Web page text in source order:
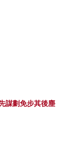
謀劃免步其後塵